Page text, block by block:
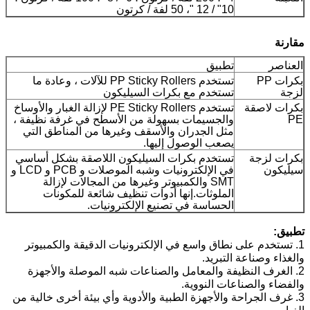
10" / 12 "، 50 لفة / كرتون
مقارنة
العناصر
تطبيق
بكرات PP
لزجة
تستخدم PP Sticky Rollers للآلات ، وعادة ما
تستخدم مع بكرات السيليكون
بكرات لاصقة
PE
تستخدم PE Sticky Rollers لإزالة الغبار والأوساخ
والجسيمات بسهولة من الأسطح في غرفة نظيفة ،
مثل الجدران والأسقف وغيرها من المناطق التي
يصعب الوصول إليها.
بكرات لزجة
سيليكون
تستخدم بكرات السيليكون اللاصقة بشكل أساسي
في الإلكترونيات وشبه الموصلات و PCB و LCD و
SMT والكمبيوتر وغيرها من المجالات لإزالة
الملوثات.إنها أدوات تنظيف شائعة للمكونات
الحساسة في تصنيع الإلكترونيات.
تطبيق:
1. تستخدم على نطاق واسع في الإلكترونيات الدقيقة والكمبيوتر
والغذاء وصناعة التبريد.
2. الغرف النظيفة والمعامل والصناعات شبه الموصلة والأجهزة
والفضاء والصناعات النووية.
3. غرف الجراحة والأجهزة الطبية والأدوية وأي بيئة أخرى خالية من